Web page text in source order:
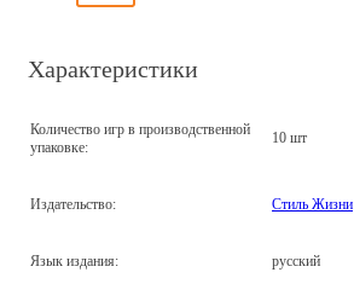
Характеристики
Количество игр в производственной
упаковке:
10 шт
Издательство: Стиль Жизни
Язык издания: русский